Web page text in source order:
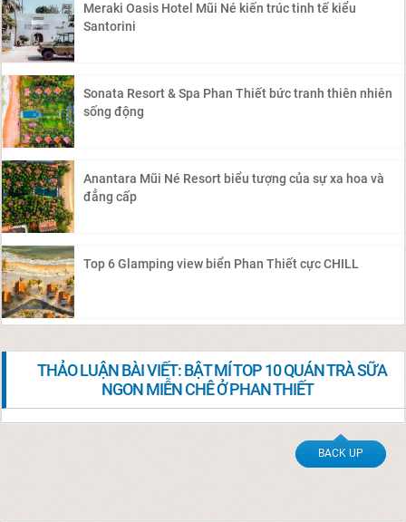
Meraki Oasis Hotel Mũi Né kiến trúc tinh tế kiểu
Santorini
Sonata Resort & Spa Phan Thiết bức tranh thiên nhiên
sống động
Anantara Mũi Né Resort biểu tượng của sự xa hoa và
đẳng cấp
Top 6 Glamping view biển Phan Thiết cực CHILL
THẢO LUẬN BÀI VIẾT: BẬT MÍ TOP 10 QUÁN TRÀ SỮA
NGON MIỄN CHÊ Ở PHAN THIẾT
BACK UP